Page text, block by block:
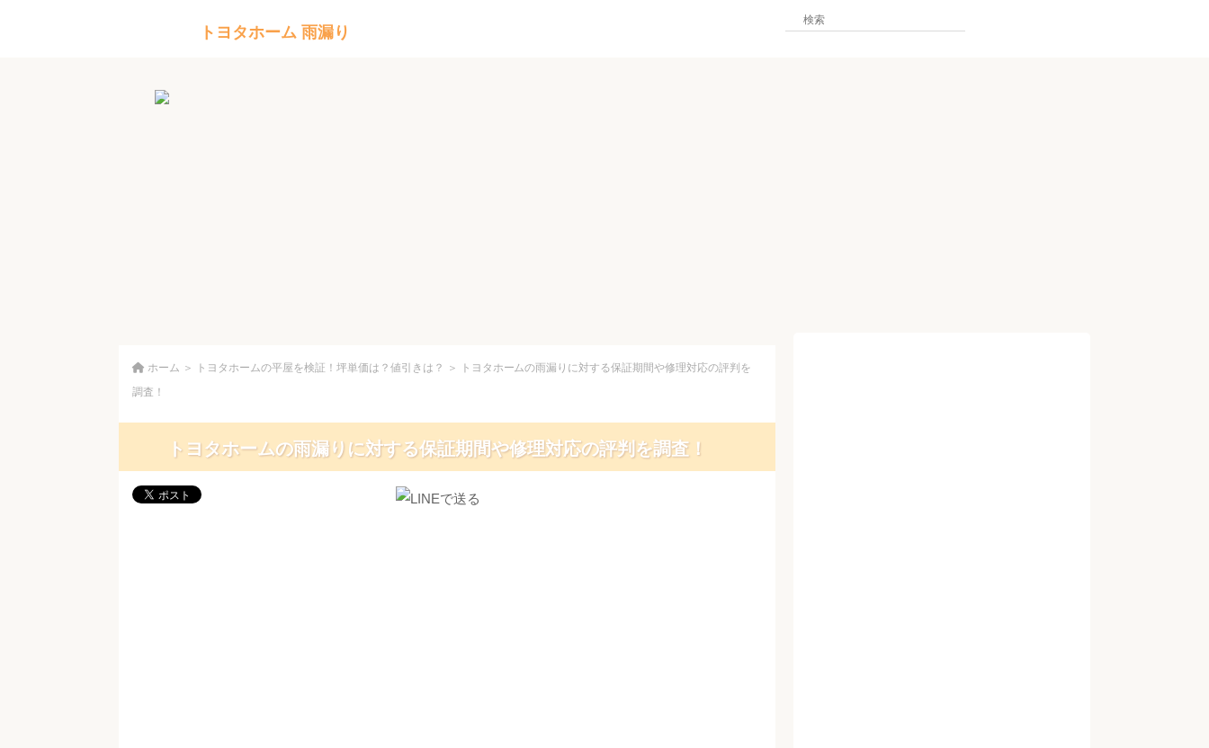
トヨタホーム 雨漏り
ホーム ＞ トヨタホームの平屋を検証！坪単価は？値引きは？ ＞
トヨタホームの雨漏りに対する保証期間や修理対応の評判を
調査！
トヨタホームの雨漏りに対する保証期間や修理対応の評判を調査！